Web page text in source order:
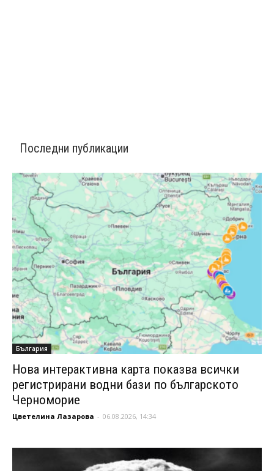
Последни публикации
България
Нова интерактивна карта показва всички
регистрирани водни бази по българското
Черноморие
Цветелина Лазарова - 06.08.2026, 14:34